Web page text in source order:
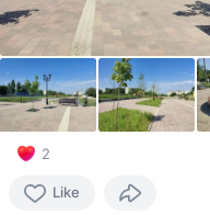
2
Like